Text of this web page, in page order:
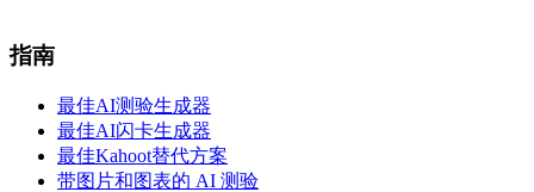
指南
最佳AI测验生成器
最佳AI闪卡生成器
最佳Kahoot替代方案
带图片和图表的 AI 测验